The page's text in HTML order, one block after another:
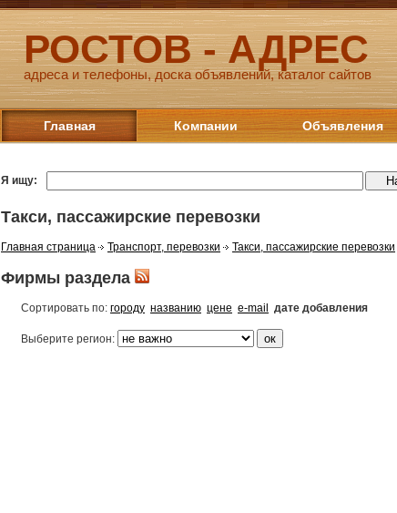
РОСТОВ - АДРЕС
адреса и телефоны, доска объявлений, каталог сайтов
Главная Компании Объявления
Я ищу:
Такси, пассажирские перевозки
Главная страница Транспорт, перевозки Такси, пассажирские перевозки
Фирмы раздела
Сортировать по: городу названию цене e-mail дате добавления
Выберите регион: